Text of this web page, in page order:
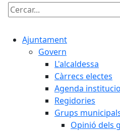
Cercar:
Ajuntament
Govern
L'alcaldessa
Càrrecs electes
Agenda
Regidories
Grups
Opinió dels